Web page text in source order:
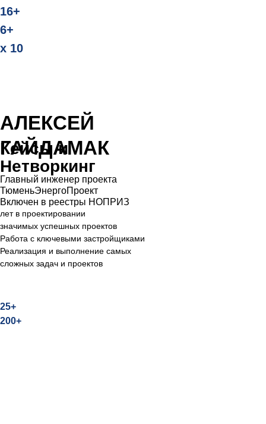
Инженерные решения
которые экономят
расходы на СМР
Узнайте, как максимально
использовать доступные меры
господдержки и минимизировать
риски при реализации проектов
Готовые решения, обмен опытом,
полезные контакты
16+
6+
х 10
АЛЕКСЕЙ
ГАЙДАМАК
Главный инженер проекта
ТюменьЭнергоПроект
Включен в реестры НОПРИЗ
лет в проектировании
значимых успешных проектов
Работа с ключевыми застройщиками
Реализация и выполнение самых
сложных задач и проектов
25+
200+
8 (800) 201-74-72
Контактный телефон
25 сентября 2025 в 15:00
Дата мероприятия
Тюмень,
ул. Чернышевского д.2Б, к.2/1